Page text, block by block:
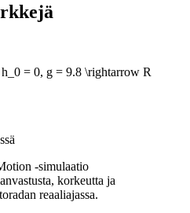
= 0, g = 9.8 \rightarrow R
-simulaatio
korkeutta ja
reaaliajassa.